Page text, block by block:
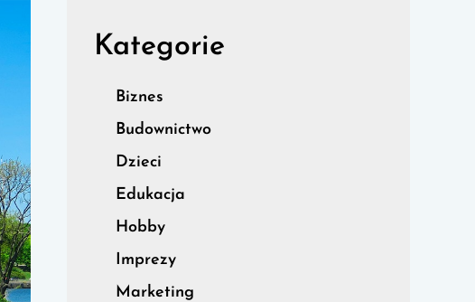
Kategorie
Biznes
Budownictwo
Dzieci
Edukacja
Hobby
Imprezy
Marketing